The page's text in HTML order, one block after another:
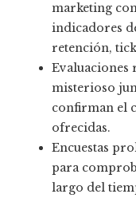
marketing
indicadores
retención,
Evaluaciones
misterioso
confirman el
ofrecidas.
Encuestas
para
largo del